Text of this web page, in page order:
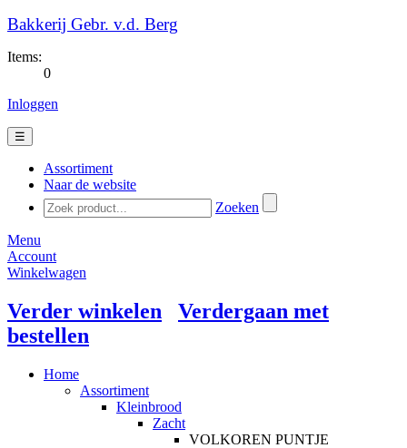
Bakkerij Gebr. v.d. Berg
Items:
0
Inloggen
☰
Assortiment
Naar de website
Zoeken
Menu
Account
Winkelwagen
Verder winkelen
Verdergaan met
bestellen
Home
Assortiment
Kleinbrood
Zacht
VOLKOREN PUNTJE